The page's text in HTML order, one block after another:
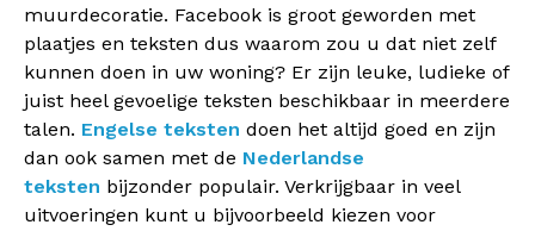
muurdecoratie. Facebook is groot geworden met
plaatjes en teksten dus waarom zou u dat niet zelf
kunnen doen in uw woning? Er zijn leuke, ludieke of
juist heel gevoelige teksten beschikbaar in meerdere
talen. Engelse teksten doen het altijd goed en zijn
dan ook samen met de Nederlandse
teksten bijzonder populair. Verkrijgbaar in veel
uitvoeringen kunt u bijvoorbeeld kiezen voor